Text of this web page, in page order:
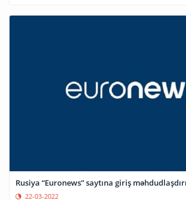
Rusiya “Euronews” saytına giriş
22-03-2022